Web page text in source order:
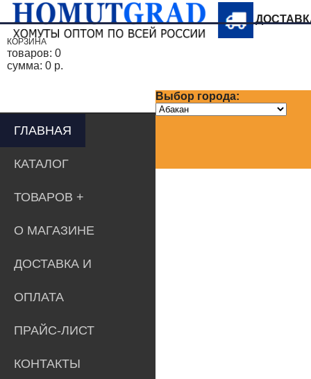
Выбор города:
КОРЗИНА
товаров: 0
сумма: 0 р.
ГЛАВНАЯ
КАТАЛОГ
ТОВАРОВ
О МАГАЗИНЕ
ДОСТАВКА И
ОПЛАТА
ПРАЙС-ЛИСТ
КОНТАКТЫ